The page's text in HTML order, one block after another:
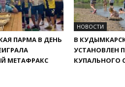
ПАРМА В ДЕНЬ
МЕТАФРАКС
НОВОСТИ
В
УСТАНОВЛЕН
КУПАЛЬНОГО